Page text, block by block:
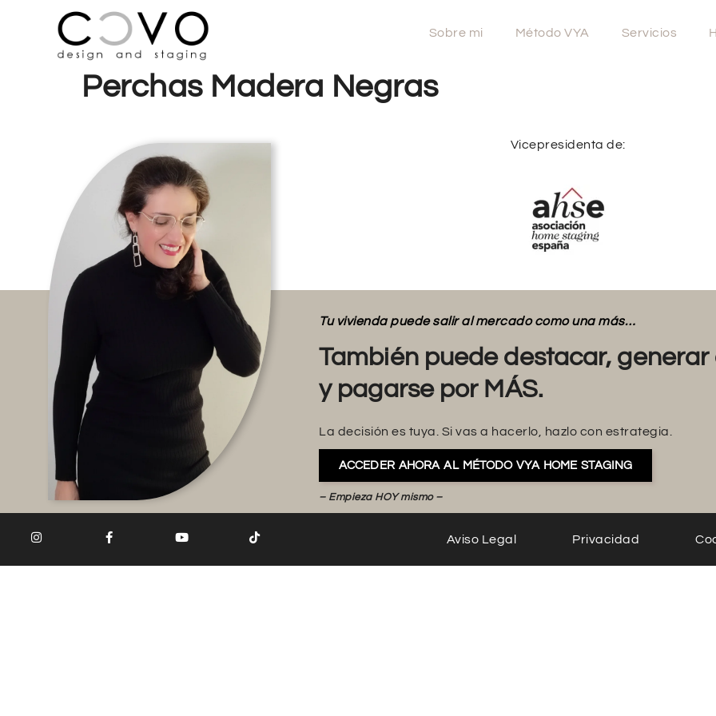
Sobre mi Método VYA Servicios
Perchas Madera Negras
Vicepresidenta de:
Tu vivienda puede salir al mercado como una más…
También puede destacar, generar
y pagarse por MÁS.
La decisión es tuya. Si vas a hacerlo, hazlo con estrategia.
ACCEDER AHORA AL MÉTODO VYA HOME STAGING
– Empieza HOY mismo –
Aviso Legal Privacidad